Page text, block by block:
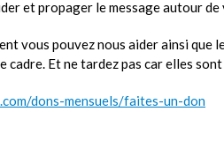
et propager le message autour de
vous pouvez nous aider ainsi que
cadre. Et ne tardez pas car elles
dons-mensuels/faites-un-don